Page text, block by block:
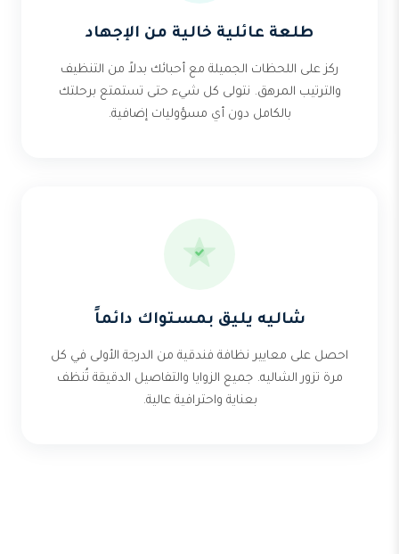
طلعة عائلية خالية من الإجهاد
ركز على اللحظات الجميلة مع أحبائك بدلاً من التنظيف
والترتيب المرهق. نتولى كل شيء حتى تستمتع برحلتك
بالكامل دون أي مسؤوليات إضافية.
شاليه يليق بمستواك دائماً
احصل على معايير نظافة فندقية من الدرجة الأولى في كل
مرة تزور الشاليه. جميع الزوايا والتفاصيل الدقيقة تُنظف
بعناية واحترافية عالية.